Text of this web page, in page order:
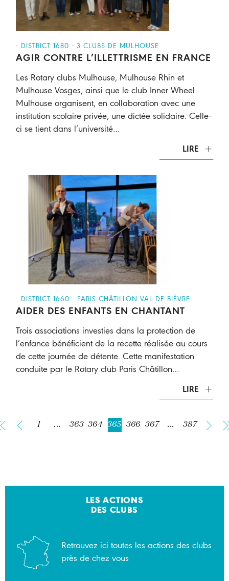
- DISTRICT 1680 - 3 CLUBS DE MULHOUSE
AGIR CONTRE L’ILLETTRISME EN FRANCE
Les Rotary clubs Mulhouse, Mulhouse Rhin et
Mulhouse Vosges, ainsi que le club Inner Wheel
Mulhouse organisent, en collaboration avec une
institution scolaire privée, une dictée solidaire. Celle-
ci se tient dans l’université…
LIRE
- DISTRICT 1660 - PARIS CHÂTILLON VAL DE BIÈVRE
AIDER DES ENFANTS EN CHANTANT
Trois associations investies dans la protection de
l’enfance bénéficient de la recette réalisée au cours
de cette journée de détente. Cette manifestation
conduite par le Rotary club Paris Châtillon…
LIRE
1 ... 363 364 365 366 367 ... 387
LES ACTIONS
DES CLUBS
Retrouvez ici toutes les actions des clubs
près de chez vous